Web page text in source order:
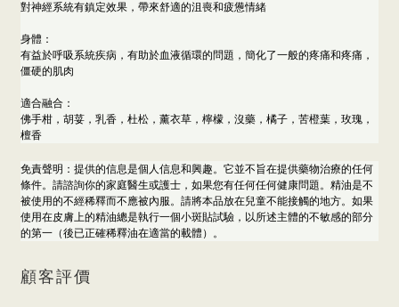
對神經系統有鎮定效果，帶來舒適的沮喪和疲憊情緒
身體：
有益於呼吸系統疾病，有助於血液循環的問題，簡化了一般的疼痛和疼痛，
僵硬的肌肉
適合融合：
佛手柑，胡荽，乳香，杜松，薰衣草，檸檬，沒藥，橘子，苦橙葉，玫瑰，
檀香
免責聲明：提供的信息是個人信息和興趣。它並不旨在提供藥物治療的任何
條件。請諮詢你的家庭醫生或護士，如果您有任何任何健康問題。精油是不
被使用的不經稀釋而不應被內服。請將本品放在兒童不能接觸的地方。如果
使用在皮膚上的精油總是執行一個小斑貼試驗，以所述主體的不敏感的部分
的第一（後已正確稀釋油在適當的載體）。
顧客評價